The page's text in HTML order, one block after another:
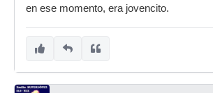
en ese momento, era jovencito.